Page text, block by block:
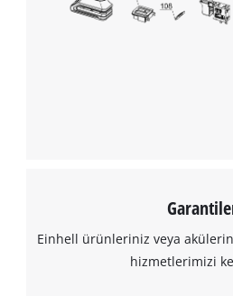
Einhell ürünleriniz veya
hizmetlerimizi